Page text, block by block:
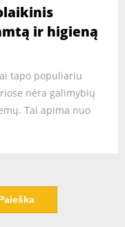
ir higieną
tapo populiariu
nėra galimybių
Tai apima nuo